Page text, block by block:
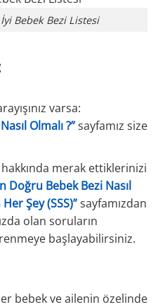
Bebek Bezi Listesi
varsa:
Olmalı ?”sayfamız size
merak ettiklerinizi
Doğru Bebek Bezi Nasıl
Şey (SSS)”sayfamızdan
olan soruların
başlayabilirsiniz.
bebek ve ailenin özelinde